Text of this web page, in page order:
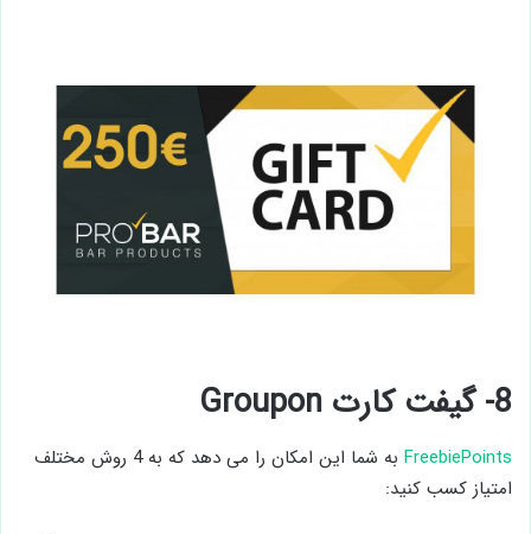
8- گیفت کارت Groupon
FreebiePoints
به شما این امکان را می دهد که به 4 روش مختلف
امتیاز کسب کنید: